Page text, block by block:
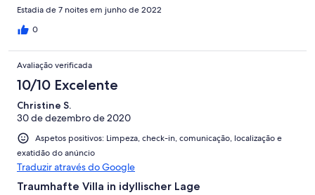
Estadia de 7 noites em junho de 2022
0
Avaliação verificada
10/10 Excelente
Christine S.
30 de dezembro de 2020
Aspetos positivos: Limpeza, check-in, comunicação, localização e
exatidão do anúncio
Traduzir através do Google
Traumhafte Villa in idyllischer Lage